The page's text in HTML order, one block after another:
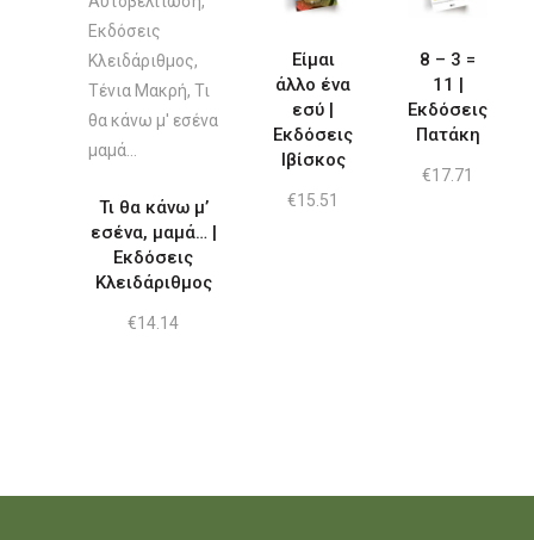
Τι θα κάνω μ’
εσένα, μαμά… |
Εκδόσεις
Κλειδάριθμος
€14.14
Είμαι
άλλο ένα
εσύ |
Εκδόσεις
Ιβίσκος
€15.51
8 – 3 =
11 |
Εκδόσεις
Πατάκη
€17.71